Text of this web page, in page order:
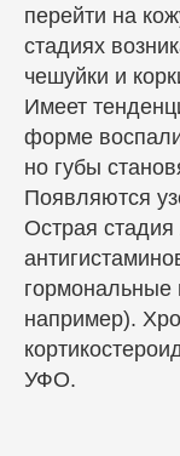
перейти на
стадиях
чешуйки и
Имеет
форме
но губы
Появляются
Острая
гормональные
например).
УФО.